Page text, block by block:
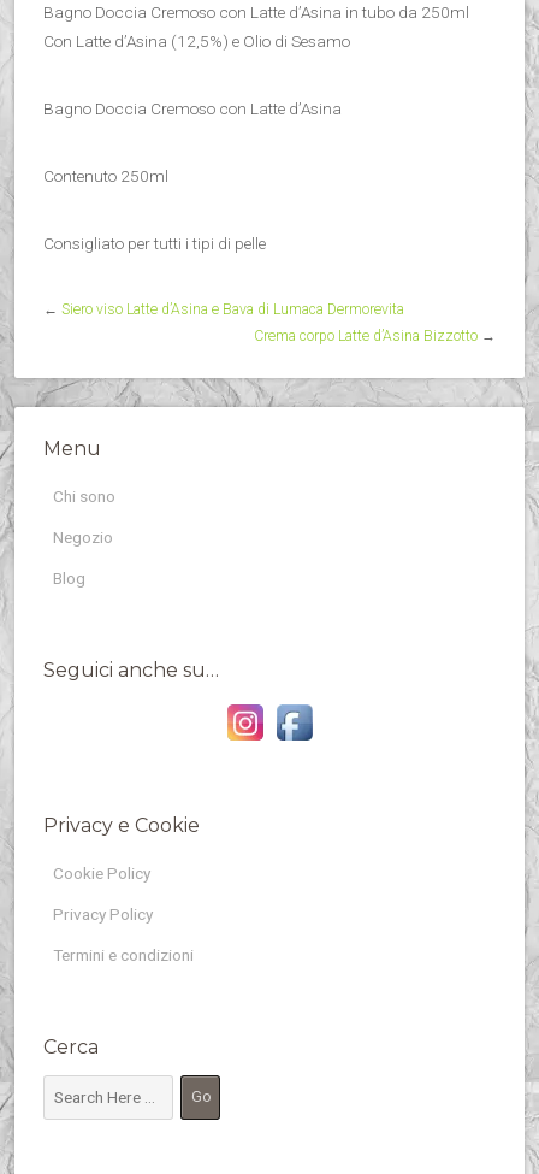
Bagno Doccia Cremoso con Latte d’Asina in tubo da 250ml
Con Latte d’Asina (12,5%) e Olio di Sesamo
Bagno Doccia Cremoso con Latte d’Asina
Contenuto 250ml
Consigliato per tutti i tipi di pelle
← Siero viso Latte d’Asina e Bava di Lumaca Dermorevita
Crema corpo Latte d’Asina Bizzotto →
Menu
Chi sono
Negozio
Blog
Seguici anche su…
Privacy e Cookie
Cookie Policy
Privacy Policy
Termini e condizioni
Cerca